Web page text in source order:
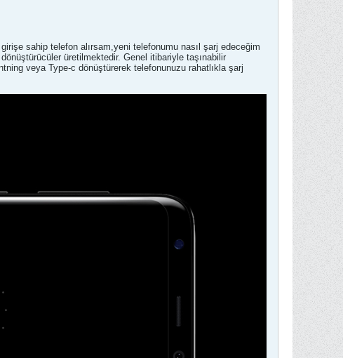
sahip telefon alırsam,yeni telefonumu nasıl şarj edeceğim
üretilmektedir. Genel itibariyle taşınabilir
veya Type-c dönüştürerek telefonunuzu rahatlıkla şarj